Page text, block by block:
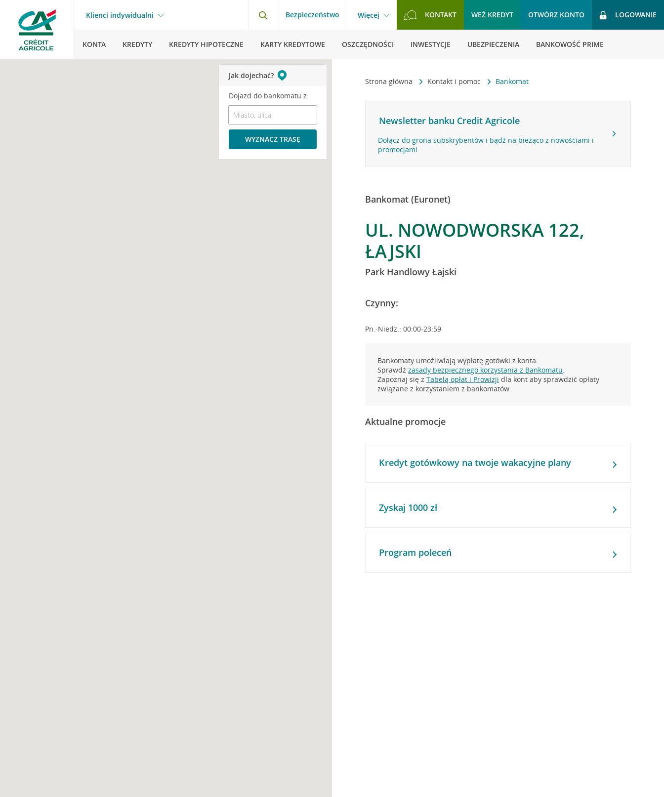
Klienci indywidualni Bezpieczeństwo Więcej KONTAKT WEŹ KREDYT OTWÓRZ KONTO LOGOWANIE
KONTA KREDYTY KREDYTY HIPOTECZNE KARTY KREDYTOWE OSZCZĘDNOŚCI INWESTYCJE UBEZPIECZENIA BANKOWOŚĆ PRIME
Strona główna Kontakt i pomoc Bankomat
Newsletter banku Credit Agricole
Dołącz do grona subskrybentów i bądź na bieżąco z nowościami i
promocjami
Bankomat (Euronet)
UL. NOWODWORSKA 122,
ŁAJSKI
Park Handlowy Łajski
Czynny:
Pn.-Niedz.: 00:00-23:59
Bankomaty umożliwiają wypłatę gotówki z konta.
Sprawdźzasady bezpiecznego korzystania z Bankomatu.
Zapoznaj się zTabelą opłat i Prowizji dla kont aby sprawdzić opłaty
związane z korzystaniem z bankomatów.
Aktualne promocje
Kredyt gotówkowy na twoje wakacyjne plany
Zyskaj 1000 zł
Program poleceń
Jak dojechać?
Dojazd do bankomatu z:
WYZNACZ TRASĘ